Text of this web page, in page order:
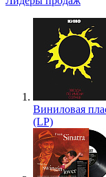
Виниловая
(LP)